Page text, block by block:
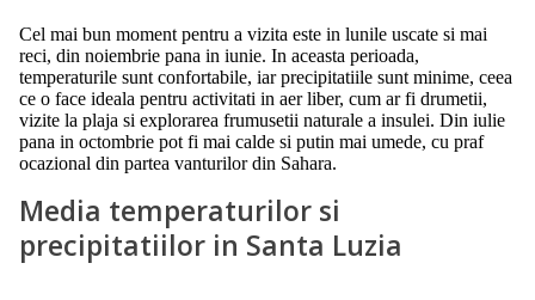
Cel mai bun moment pentru a vizita este in lunile uscate si mai
reci, din noiembrie pana in iunie. In aceasta perioada,
temperaturile sunt confortabile, iar precipitatiile sunt minime, ceea
ce o face ideala pentru activitati in aer liber, cum ar fi drumetii,
vizite la plaja si explorarea frumusetii naturale a insulei. Din iulie
pana in octombrie pot fi mai calde si putin mai umede, cu praf
ocazional din partea vanturilor din Sahara.
Media temperaturilor si
precipitatiilor in Santa Luzia